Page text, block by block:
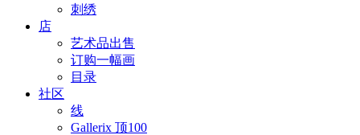
刺绣
店
艺术品出售
订购一幅画
目录
社区
线
Gallerix 顶100